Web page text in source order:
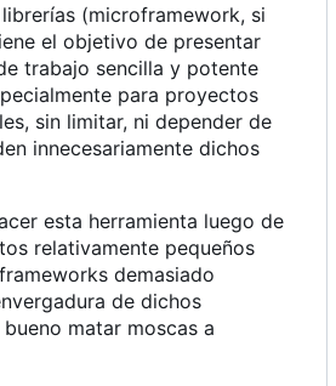
(microframework, si
el objetivo de presentar
trabajo sencilla y potente
para proyectos
sin limitar, ni depender de
innecesariamente dichos
esta herramienta luego de
relativamente pequeños
demasiado
de dichos
matar moscas a